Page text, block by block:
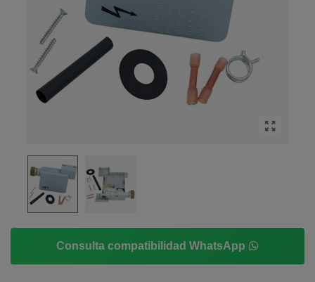
Consulta compatibilidad WhatsApp